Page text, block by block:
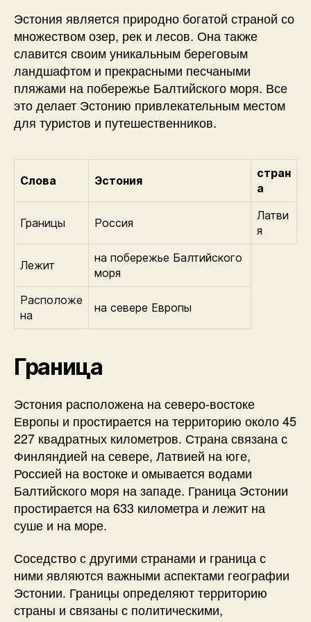
Эстония является природно богатой страной со
множеством озер, рек и лесов. Она также
славится своим уникальным береговым
ландшафтом и прекрасными песчаными
пляжами на побережье Балтийского моря. Все
это делает Эстонию привлекательным местом
для туристов и путешественников.
Слова Эстония
стран
а
Границы Россия
Латви
я
Лежит
на побережье Балтийского
моря
Расположе
на
на севере Европы
Граница
Эстония расположена на северо-востоке
Европы и простирается на территорию около 45
227 квадратных километров. Страна связана с
Финляндией на севере, Латвией на юге,
Россией на востоке и омывается водами
Балтийского моря на западе. Граница Эстонии
простирается на 633 километра и лежит на
суше и на море.
Соседство с другими странами и граница с
ними являются важными аспектами географии
Эстонии. Границы определяют территорию
страны и связаны с политическими,